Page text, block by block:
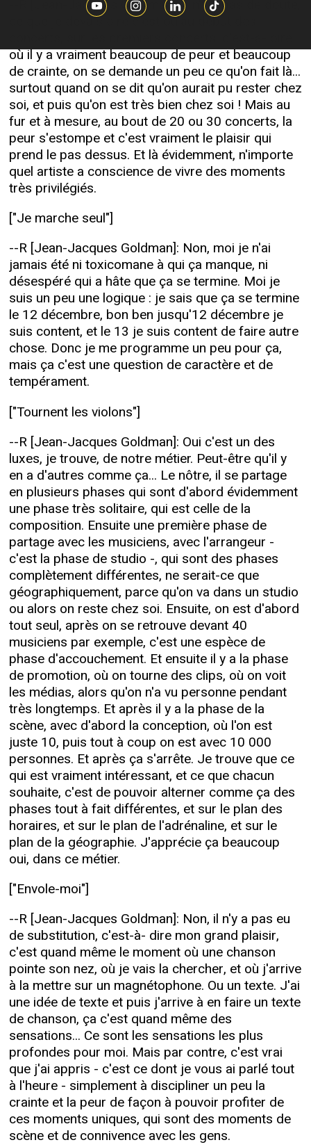
--R [Jean-Jacques Goldman]: Il n'y a pas de doute,
ce que je devais dire c'est qu'au début des
où il y a vraiment beaucoup de peur et beaucoup
de crainte, on se demande un peu ce qu'on fait là...
surtout quand on se dit qu'on aurait pu rester chez
soi, et puis qu'on est très bien chez soi ! Mais au
fur et à mesure, au bout de 20 ou 30 concerts, la
peur s'estompe et c'est vraiment le plaisir qui
prend le pas dessus. Et là évidemment, n'importe
quel artiste a conscience de vivre des moments
très privilégiés.
["Je marche seul"]
--R [Jean-Jacques Goldman]: Non, moi je n'ai
jamais été ni toxicomane à qui ça manque, ni
désespéré qui a hâte que ça se termine. Moi je
suis un peu une logique : je sais que ça se termine
le 12 décembre, bon ben jusqu'12 décembre je
suis content, et le 13 je suis content de faire autre
chose. Donc je me programme un peu pour ça,
mais ça c'est une question de caractère et de
tempérament.
["Tournent les violons"]
--R [Jean-Jacques Goldman]: Oui c'est un des
luxes, je trouve, de notre métier. Peut-être qu'il y
en a d'autres comme ça... Le nôtre, il se partage
en plusieurs phases qui sont d'abord évidemment
une phase très solitaire, qui est celle de la
composition. Ensuite une première phase de
partage avec les musiciens, avec l'arrangeur -
c'est la phase de studio -, qui sont des phases
complètement différentes, ne serait-ce que
géographiquement, parce qu'on va dans un studio
ou alors on reste chez soi. Ensuite, on est d'abord
tout seul, après on se retrouve devant 40
musiciens par exemple, c'est une espèce de
phase d'accouchement. Et ensuite il y a la phase
de promotion, où on tourne des clips, où on voit
les médias, alors qu'on n'a vu personne pendant
très longtemps. Et après il y a la phase de la
scène, avec d'abord la conception, où l'on est
juste 10, puis tout à coup on est avec 10 000
personnes. Et après ça s'arrête. Je trouve que ce
qui est vraiment intéressant, et ce que chacun
souhaite, c'est de pouvoir alterner comme ça des
phases tout à fait différentes, et sur le plan des
horaires, et sur le plan de l'adrénaline, et sur le
plan de la géographie. J'apprécie ça beaucoup
oui, dans ce métier.
["Envole-moi"]
--R [Jean-Jacques Goldman]: Non, il n'y a pas eu
de substitution, c'est-à- dire mon grand plaisir,
c'est quand même le moment où une chanson
pointe son nez, où je vais la chercher, et où j'arrive
à la mettre sur un magnétophone. Ou un texte. J'ai
une idée de texte et puis j'arrive à en faire un texte
de chanson, ça c'est quand même des
sensations... Ce sont les sensations les plus
profondes pour moi. Mais par contre, c'est vrai
que j'ai appris - c'est ce dont je vous ai parlé tout
à l'heure - simplement à discipliner un peu la
crainte et la peur de façon à pouvoir profiter de
ces moments uniques, qui sont des moments de
scène et de connivence avec les gens.